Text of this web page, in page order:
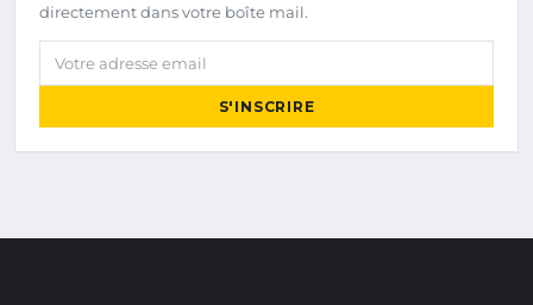
directement dans votre boîte mail.
Votre adresse email
S'INSCRIRE